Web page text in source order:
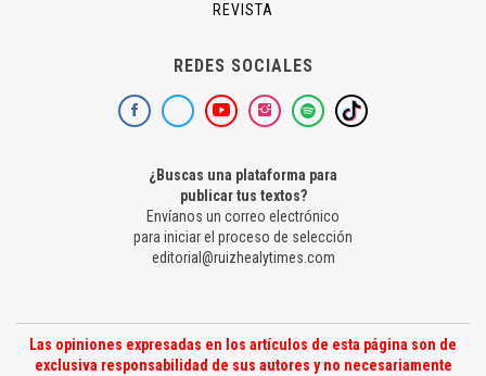
REVISTA
REDES SOCIALES
¿Buscas una plataforma para
publicar tus textos?
Envíanos un correo electrónico
para iniciar el proceso de selección
editorial@ruizhealytimes.com
Las opiniones expresadas en los artículos de esta página son de
exclusiva responsabilidad de sus autores y no necesariamente